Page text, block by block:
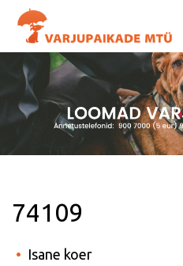
74109
Isane koer